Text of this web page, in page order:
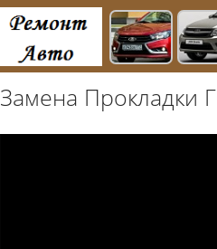
Замена Прокладки